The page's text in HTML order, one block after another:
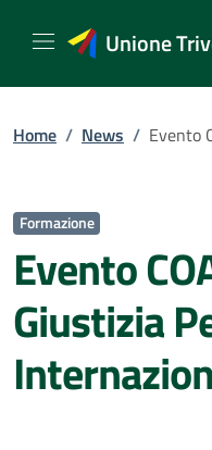
Unione
Home / News /
Formazione
Evento
Giustizia